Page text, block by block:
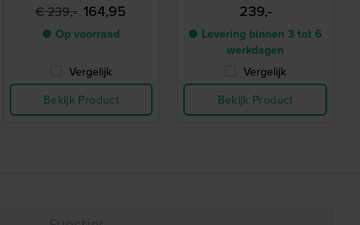
€ 239,- 164,95
● Op voorraad
Vergelijk
Bekijk Product
239,-
● Levering binnen 3 tot 6
werkdagen
Vergelijk
Bekijk Product